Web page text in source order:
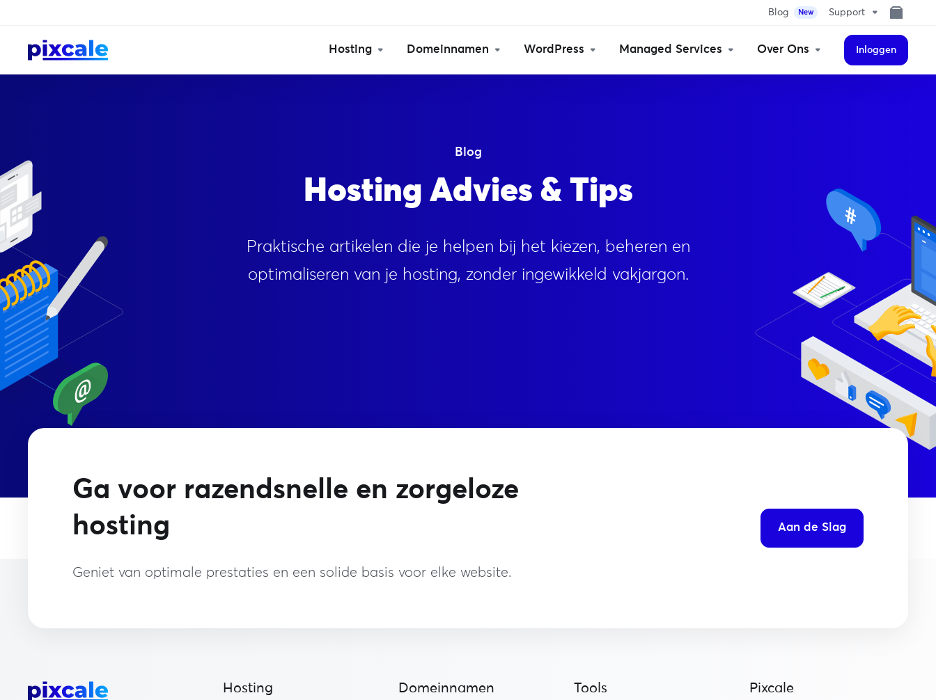
Blog New Support
Hosting Domeinnamen WordPress Managed Services Over Ons Inloggen
Blog
Hosting Advies & Tips
Praktische artikelen die je helpen bij het kiezen, beheren en
optimaliseren van je hosting, zonder ingewikkeld vakjargon.
Ga voor razendsnelle en zorgeloze
hosting
Geniet van optimale prestaties en een solide basis voor elke website.
Aan de Slag
Hosting Domeinnamen Tools Pixcale